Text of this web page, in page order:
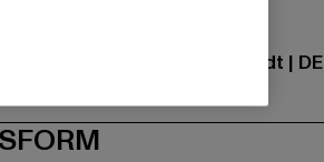
7 | 64372 Ober-Ramstadt | DE